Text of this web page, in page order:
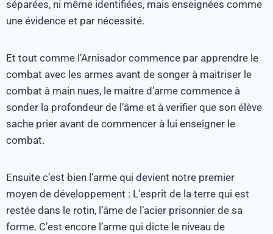
séparées, ni même identifiées, mais enseignées comme
une évidence et par nécessité.
Et tout comme l’Arnisador commence par apprendre le
combat avec les armes avant de songer à maitriser le
combat à main nues, le maitre d’arme commence à
sonder la profondeur de l’âme et à verifier que son élève
sache prier avant de commencer à lui enseigner le
combat.
Ensuite c’est bien l’arme qui devient notre premier
moyen de développement : L’esprit de la terre qui est
restée dans le rotin, l’âme de l’acier prisonnier de sa
forme. C’est encore l’arme qui dicte le niveau de